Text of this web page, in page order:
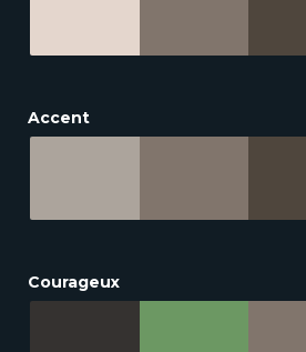
Accent
Courageux